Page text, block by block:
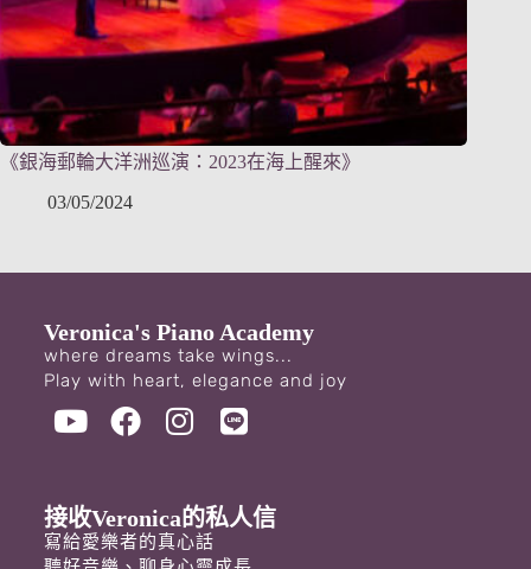
《銀海郵輪大洋洲巡演：2023在海上醒來》
03/05/2024
Veronica's Piano Academy
where dreams take wings...
Play with heart, elegance and joy
接收Veronica的私人信
寫給愛樂者的真心話